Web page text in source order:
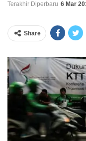
Terakhir Diperbaru 6 Mar
Share